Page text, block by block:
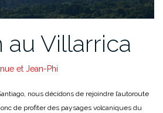
au Villarrica
et Jean-Phi
nous décidons de rejoindre l’autoroute
de profiter des paysages volcaniques du